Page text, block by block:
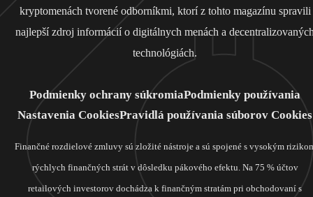
kryptomenách tvorené odborníkmi, ktorí z tohto magazínu spravili
najlepší zdroj informácií o digitálnych menách a
technológiách.
Podmienky ochrany súkromiaPodmienky používania
Nastavenia CookiesPravidlá používania súborov Cookies
Finančné rozdielové zmluvy sú zložité nástroje a sú spojené s vysokým
rýchlych finančných strát v dôsledku pákového efektu. Na 75 % účtov
retailových investorov dochádza k finančným stratám pri obchodovaní s